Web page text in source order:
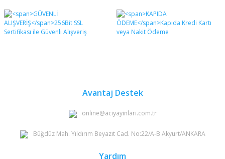
Yorum Yaz
Ürün resmi kalitesiz, bozuk veya görüntülenemiyor.
Ürün açıklamasında eksik bilgiler bulunuyor.
Avantaj Destek
online@aciyayinlari.com.tr
Büğdüz Mah. Yıldırım Beyazıt Cad. No:22/A-B Akyurt/ANKARA
Yardım